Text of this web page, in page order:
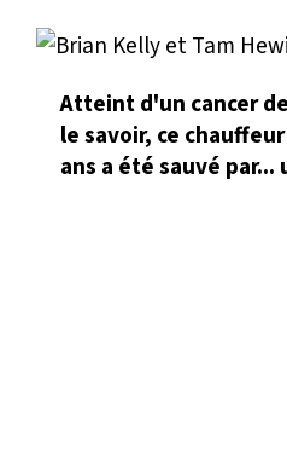
Atteint d'un cancer
le savoir, ce
ans a été sauvé